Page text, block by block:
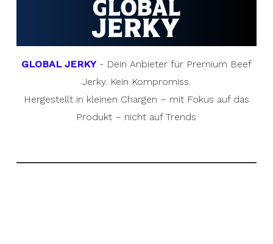
GLOBAL JERKY- Dein Anbieter für Premium Beef
Jerky. Kein Kompromiss.
Hergestellt in kleinen Chargen – mit Fokus auf das
Produkt – nicht auf Trends